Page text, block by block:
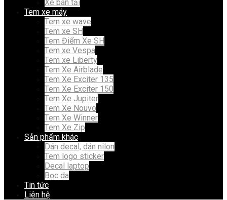
Xe bán tải
Tem xe máy
Tem xe wave
Tem xe SH
Tem Điểm Xe SH
Tem xe Vespa
Tem xe Liberty
Tem Xe Airblade
Tem Xe Exciter 135
Tem Xe Exciter 150
Tem Xe Jupiter
Tem Xe Nouvo
Tem Xe Winner
Tem Xe Zip
Sản phẩm khác
Dán decal, dán nilon
Tem logo sticker
Decal laptop
Bọc da
Tin tức
Liên hệ